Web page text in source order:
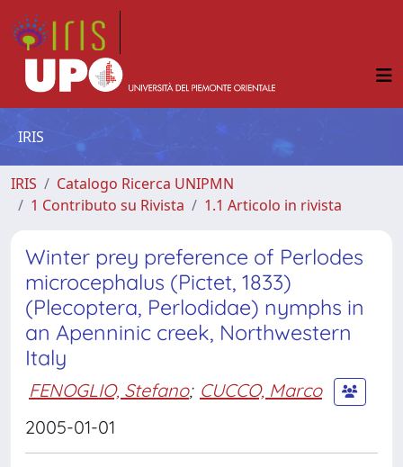
IRIS
IRIS
Catalogo Ricerca UNIPMN
1 Contributo su Rivista
1.1 Articolo in rivista
Winter prey preference of Perlodes
microcephalus (Pictet, 1833)
(Plecoptera, Perlodidae) nymphs in
an Apenninic creek, Northwestern
Italy
FENOGLIO, Stefano; CUCCO, Marco
2005-01-01